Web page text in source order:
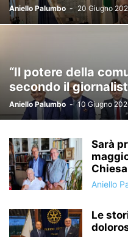
Aniello Palumbo - 20 Giugno
“Il potere della
secondo il
Aniello Palumbo - 10 Giugno
Sarà
Aniello
Le